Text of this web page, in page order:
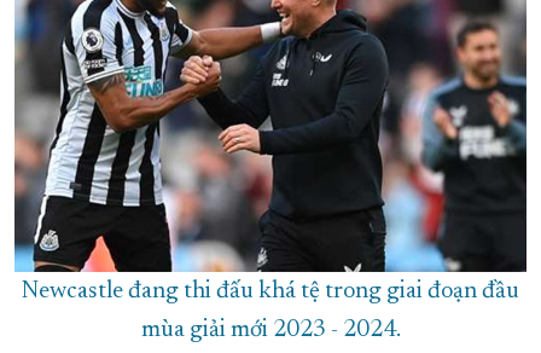
Newcastle đang thi đấu khá tệ trong giai đoạn đầu
mùa giải mới 2023 - 2024.